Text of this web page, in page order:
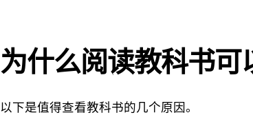
为什么阅读教科书
以下是值得查看教科书的几个原因。